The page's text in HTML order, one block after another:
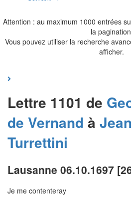
Attention : au maximum 1000 entrées
la
Vous pouvez utiliser la recherche
afficher.
Lettre 1101 de
de Vernand à
Turrettini
Lausanne 06.10.1697
Je me contenteray